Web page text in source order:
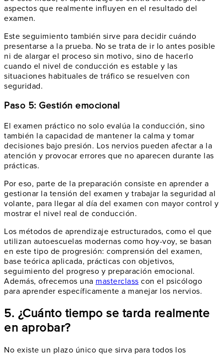
aspectos que realmente influyen en el resultado del
examen.
Este seguimiento también sirve para decidir cuándo
presentarse a la prueba. No se trata de ir lo antes posible
ni de alargar el proceso sin motivo, sino de hacerlo
cuando el nivel de conducción es estable y las
situaciones habituales de tráfico se resuelven con
seguridad.
Paso 5: Gestión emocional
El examen práctico no solo evalúa la conducción, sino
también la capacidad de mantener la calma y tomar
decisiones bajo presión. Los nervios pueden afectar a la
atención y provocar errores que no aparecen durante las
prácticas.
Por eso, parte de la preparación consiste en aprender a
gestionar la tensión del examen y trabajar la seguridad al
volante, para llegar al día del examen con mayor control y
mostrar el nivel real de conducción.
Los métodos de aprendizaje estructurados, como el que
utilizan autoescuelas modernas como hoy-voy, se basan
en este tipo de progresión: comprensión del examen,
base teórica aplicada, prácticas con objetivos,
seguimiento del progreso y preparación emocional.
Además, ofrecemos una masterclass con el psicólogo
para aprender específicamente a manejar los nervios.
5. ¿Cuánto tiempo se tarda realmente
en aprobar?
No existe un plazo único que sirva para todos los